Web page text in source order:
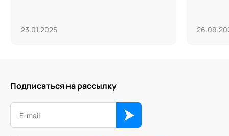
23.01.2025
Подписаться на рассылку